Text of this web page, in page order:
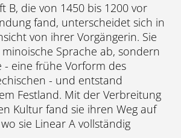
B, die von 1450 bis 1200 vor
fand, unterscheidet sich in
von ihrer Vorgängerin. Sie
Sprache ab, sondern
- eine frühe Vorform des
- und entstand
Festland. Mit der Verbreitung
Kultur fand sie ihren Weg auf
sie Linear A vollständig